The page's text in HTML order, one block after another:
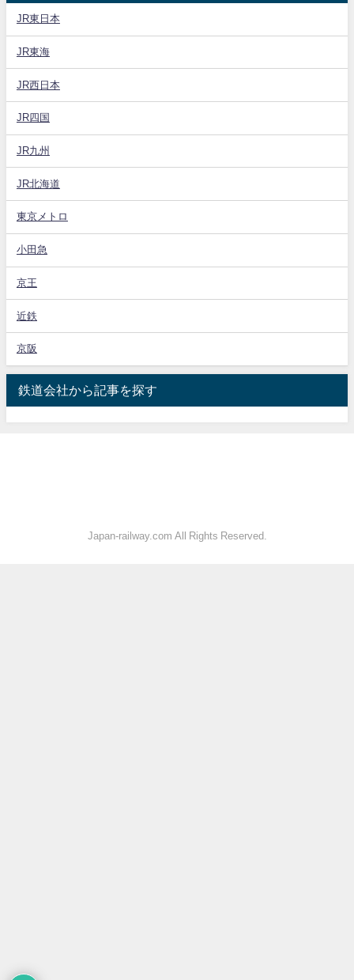
JR東日本
JR東海
JR西日本
JR四国
JR九州
JR北海道
東京メトロ
小田急
京王
近鉄
京阪
鉄道会社から記事を探す
Japan-railway.com All Rights Reserved.